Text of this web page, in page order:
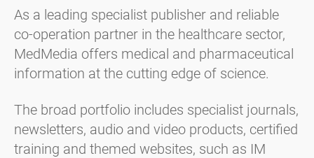
As a leading specialist publisher and reliable
co-operation partner in the healthcare sector,
MedMedia offers medical and pharmaceutical
information at the cutting edge of science.
The broad portfolio includes specialist journals,
newsletters, audio and video products, certified
training and themed websites, such as IM